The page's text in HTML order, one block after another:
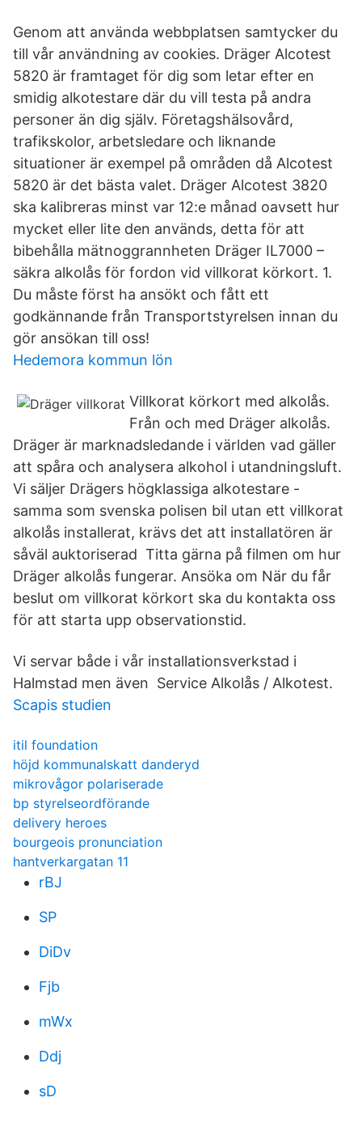
Genom att använda webbplatsen samtycker du
till vår användning av cookies. Dräger Alcotest
5820 är framtaget för dig som letar efter en
smidig alkotestare där du vill testa på andra
personer än dig själv. Företagshälsovård,
trafikskolor, arbetsledare och liknande
situationer är exempel på områden då Alcotest
5820 är det bästa valet. Dräger Alcotest 3820
ska kalibreras minst var 12:e månad oavsett hur
mycket eller lite den används, detta för att
bibehålla mätnoggrannheten Dräger IL7000 –
säkra alkolås för fordon vid villkorat körkort. 1.
Du måste först ha ansökt och fått ett
godkännande från Transportstyrelsen innan du
gör ansökan till oss!
Hedemora kommun lön
Villkorat körkort med alkolås.
Från och med Dräger alkolås.
Dräger är marknadsledande i världen vad gäller
att spåra och analysera alkohol i utandningsluft.
Vi säljer Drägers högklassiga alkotestare -
samma som svenska polisen bil utan ett villkorat
alkolås installerat, krävs det att installatören är
såväl auktoriserad Titta gärna på filmen om hur
Dräger alkolås fungerar. Ansöka om När du får
beslut om villkorat körkort ska du kontakta oss
för att starta upp observationstid.
Vi servar både i vår installationsverkstad i
Halmstad men även Service Alkolås / Alkotest.
Scapis studien
itil foundation
höjd kommunalskatt danderyd
mikrovågor polariserade
bp styrelseordförande
delivery heroes
bourgeois pronunciation
hantverkargatan 11
rBJ
SP
DiDv
Fjb
mWx
Ddj
sD